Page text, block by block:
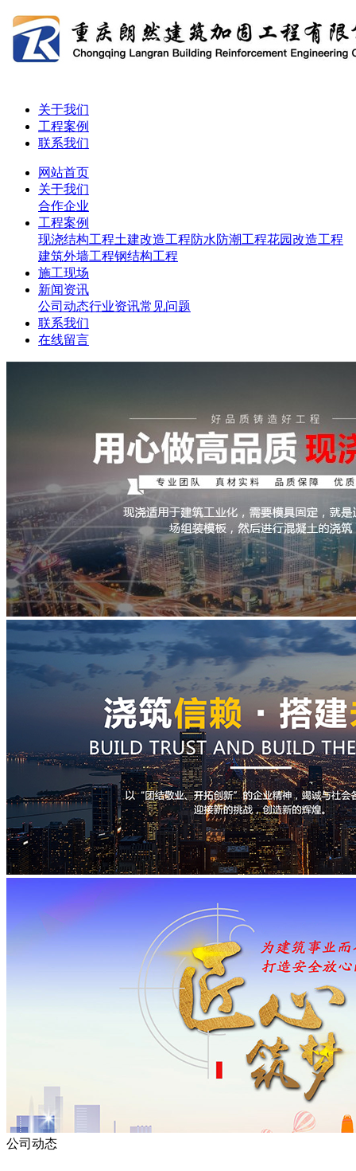
关于我们
工程案例
联系我们
网站首页
关于我们
合作企业
工程案例
现浇结构工程土建改造工程防水防潮工程花园改造工程
建筑外墙工程钢结构工程
施工现场
新闻资讯
公司动态行业资讯常见问题
联系我们
在线留言
公司动态